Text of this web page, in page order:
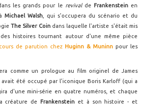
les grands pour le revival de Frankenstein en
Michael Walsh , qui s'occupera du scénario et du
The Silver Coin dans laquelle l'artiste s'était mis
histoires tournant autour d'une même pièce
de parution chez Huginn & Muninnpour les
comme un prologue au film originel de James
été occupé par l'iconique Boris Karloff (qui a
d'une mini-série en quatre numéros, et chaque
créature de
Frankenstein et à son histoire - et